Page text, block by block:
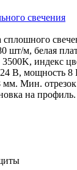
свечения
сплошного
шт/м, белая
индекс
В, мощность
мм. Мин.
на профиль.